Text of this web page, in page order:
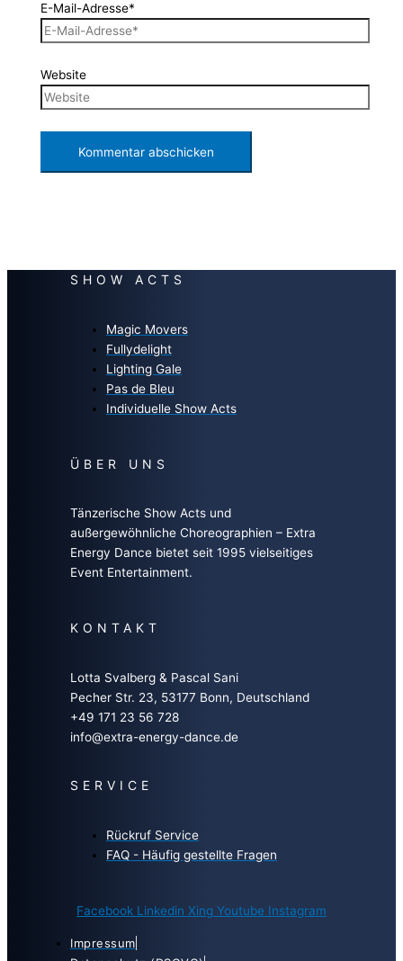
E-Mail-Adresse*
Website
SHOW ACTS
Magic Movers
Fullydelight
Lighting Gale
Pas de Bleu
Individuelle Show Acts
ÜBER UNS
Tänzerische Show Acts und
außergewöhnliche Choreographien – Extra
Energy Dance bietet seit 1995 vielseitiges
Event Entertainment.
KONTAKT
Lotta Svalberg & Pascal Sani
Pecher Str. 23, 53177 Bonn, Deutschland
+49 171 23 56 728
info@extra-energy-dance.de
SERVICE
Rückruf Service
FAQ - Häufig gestellte Fragen
Facebook Linkedin Xing Youtube Instagram
Impressum